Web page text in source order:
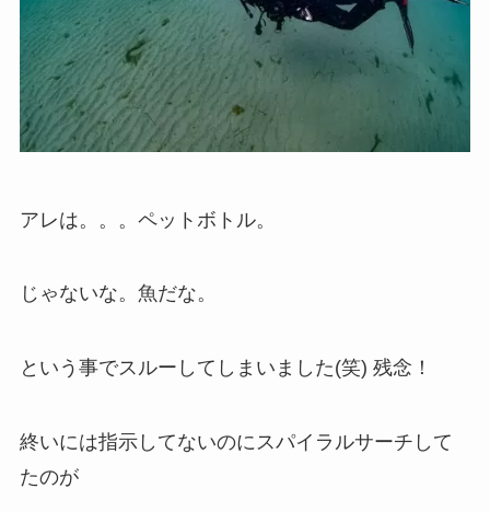
アレは。。。ペットボトル。
じゃないな。魚だな。
という事でスルーしてしまいました(笑) 残念！
終いには指示してないのにスパイラルサーチして
たのが